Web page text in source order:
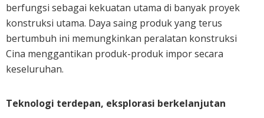
berfungsi sebagai kekuatan utama di banyak proyek
konstruksi utama. Daya saing produk yang terus
bertumbuh ini memungkinkan peralatan konstruksi
Cina menggantikan produk-produk impor secara
keseluruhan.
Teknologi terdepan, eksplorasi berkelanjutan